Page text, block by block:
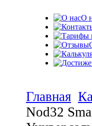
О
Главная
Nod32